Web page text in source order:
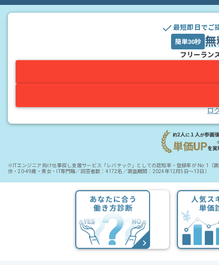
最短即日でご
簡単30秒
フリーラン
ロ
※ITエンジニア向け仕事探し支援サービス「レバテック」としての認知率・登録率が No.1（
住・20-49歳・男女・IT専門職／回答者数：4172名／調査期間：2024年12月5日～13日）